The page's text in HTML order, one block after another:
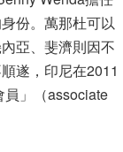
份。萬那杜可以
亞、斐濟則因不
遂，印尼在2011
」（associate